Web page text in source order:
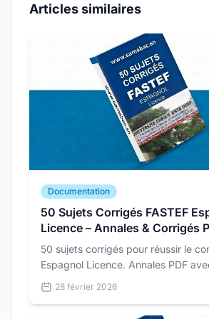
Articles similaires
Documentation
50 Sujets Corrigés FASTEF
Licence – Annales & Corrigés
50 sujets corrigés pour réussir le
Espagnol Licence. Annales PDF
détaillés pour vous préparer dans
réelles du concours.
28 février 2026